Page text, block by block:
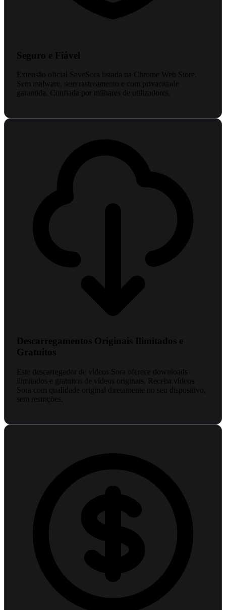
Seguro e Fiável
Extensão oficial SaveSora listada na Chrome Web Store.
Sem malware, sem rastreamento e com privacidade
garantida. Confiada por milhares de utilizadores.
Descarregamentos Originais Ilimitados e
Gratuitos
Este descarregador de vídeos Sora oferece downloads
ilimitados e gratuitos de vídeos originais. Receba vídeos
Sora com qualidade original diretamente no seu dispositivo,
sem restrições.